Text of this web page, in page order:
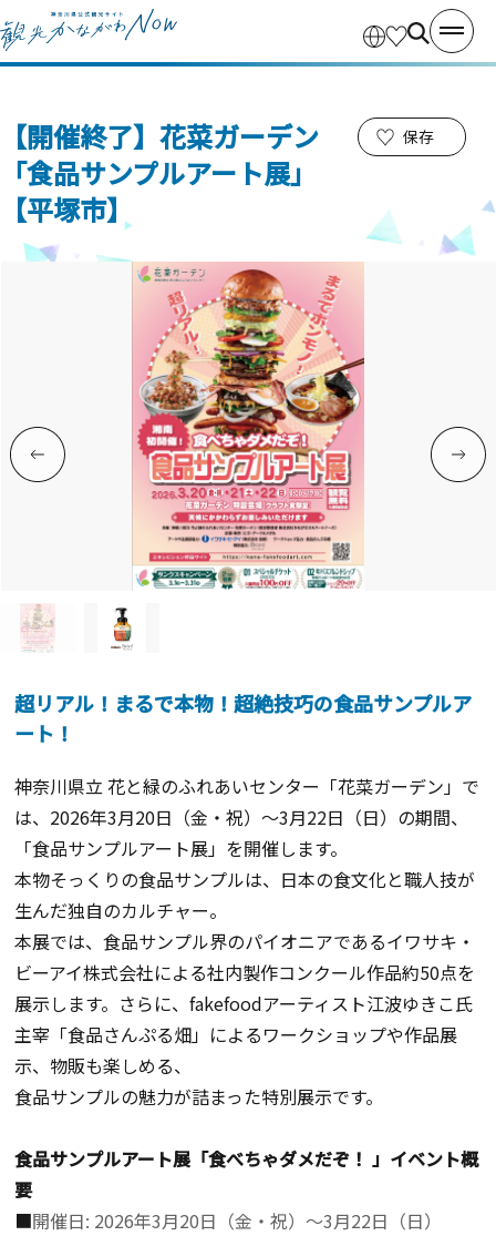
【開催終了】花菜ガーデン
「食品サンプルアート展」
【平塚市】
保存
超リアル！まるで本物！超絶技巧の食品サンプルア
ート！
神奈川県立 花と緑のふれあいセンター「花菜ガーデン」で
は、2026年3月20日（金・祝）～3月22日（日）の期間、
「食品サンプルアート展」を開催します。
本物そっくりの食品サンプルは、日本の食文化と職人技が
生んだ独自のカルチャー。
本展では、食品サンプル界のパイオニアであるイワサキ・
ビーアイ株式会社による社内製作コンクール作品約50点を
展示します。さらに、fakefoodアーティスト江波ゆきこ氏
主宰「食品さんぷる畑」によるワークショップや作品展
示、物販も楽しめる、
食品サンプルの魅力が詰まった特別展示です。
食品サンプルアート展「食べちゃダメだぞ！ ​」イベント概
要
■開催日: 2026年3月20日（金・祝）～3月22日（日）